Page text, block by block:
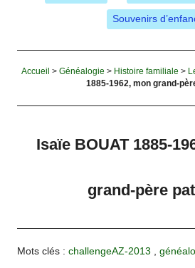
Souvenirs
Accueil > Généalogie > Histoire familiale >
1885-1962, mon grand-
Isaïe BOUAT 1885-
grand-père
Mots clés :challengeAZ-2013 ,